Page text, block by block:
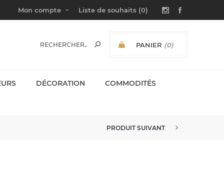
Mon compte Liste de souhaits (0)
PANIER (0)
DÉCORATION COMMODITÉS
PRODUIT SUIVANT